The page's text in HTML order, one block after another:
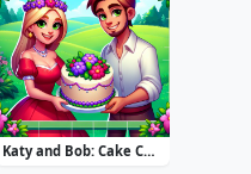
Katy and Bob: Cake Cafe